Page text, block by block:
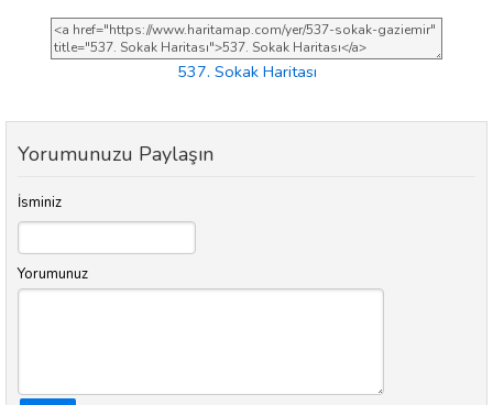
537. Sokak Haritası
Yorumunuzu Paylaşın
İsminiz
Yorumunuz